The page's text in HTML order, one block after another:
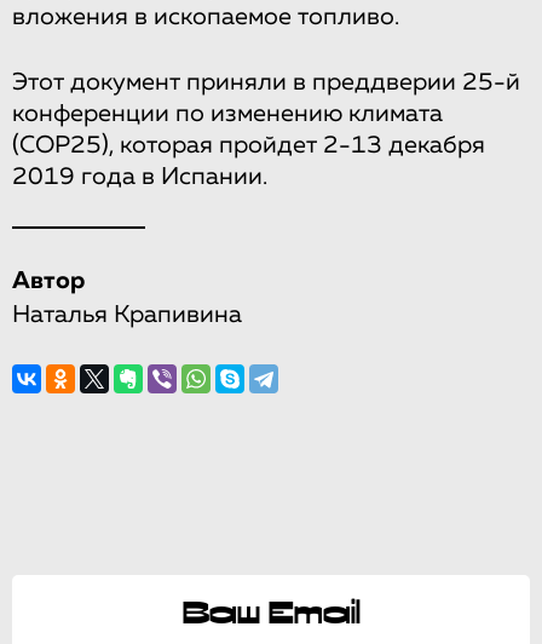
вложения в ископаемое топливо.
Этот документ приняли в преддверии 25-й
конференции по изменению климата
(COP25), которая пройдет 2-13 декабря
2019 года в Испании.
Автор
Наталья Крапивина
Ваш Email